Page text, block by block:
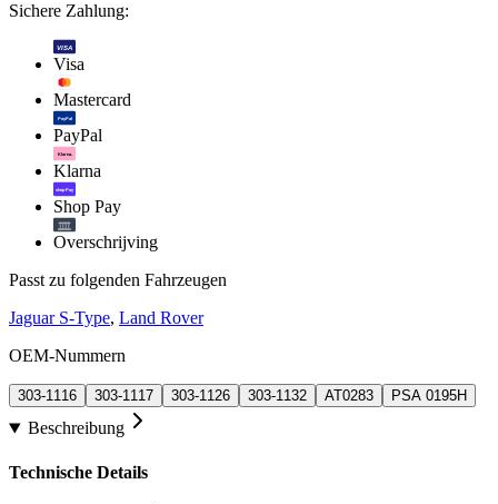
Sichere Zahlung:
VISA
Visa
Mastercard
PayPal
PayPal
Klarna.
Klarna
shop Pay
Shop Pay
Overschrijving
Passt zu folgenden Fahrzeugen
Jaguar S-Type, Land Rover
OEM-Nummern
303-1116 303-1117 303-1126 303-1132 AT0283 PSA 0195H
Beschreibung
Technische Details